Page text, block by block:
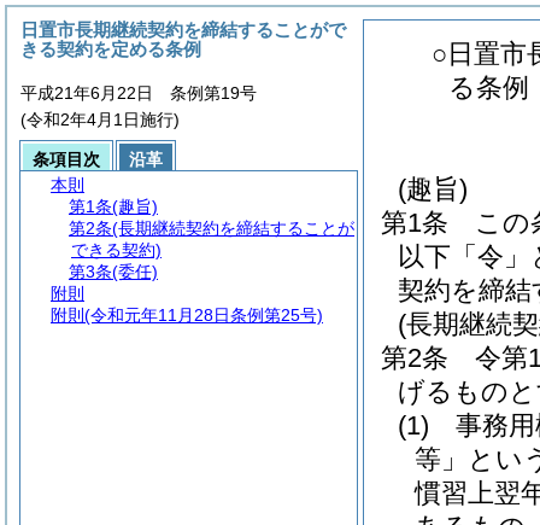
○日置市
る条例
(趣旨)
第1条
この
以下「令
契約を締
(長期継続
第2条
令第
げるもの
(1)
事務
等」とい
慣習上翌
日置市長期継続契約を締結することがで
きる契約を定める条例
平成21年6月22日 条例第19号
(令和2年4月1日施行)
条項目次
沿革
本則
第1条(趣旨)
第2条(長期継続契約を締結することが
できる契約)
第3条(委任)
附則
附則 (令和元年11月28日条例第25号)